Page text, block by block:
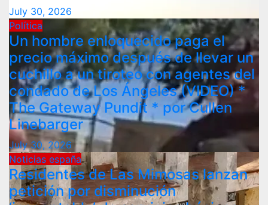
July 30, 2026
Política
Un hombre enloquecido paga el
precio máximo después de llevar un
cuchillo a un tiroteo con agentes del
condado de Los Ángeles (VIDEO) *
The Gateway Pundit * por Cullen
Linebarger
July 30, 2026
Noticias españa
Residentes de Las Mimosas lanzan
petición por disminución